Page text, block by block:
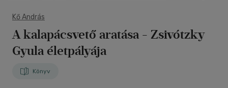
Kő András
A kalapácsvető aratása - Zsivótzky
Gyula életpályája
Könyv